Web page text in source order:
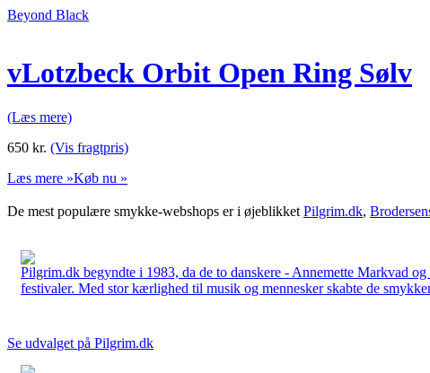
Beyond Black
vLotzbeck Orbit Open Ring Sølv
(Læs mere)
650 kr. (Vis fragtpris)
Læs mere »Køb nu »
De mest populære smykke-webshops er i øjeblikket Pilgrim.dk,
Pilgrim.dk begyndte i 1983, da de to danskere - Annemette Markvad
festivaler. Med stor kærlighed til musik og mennesker skabte de
Se udvalget på Pilgrim.dk